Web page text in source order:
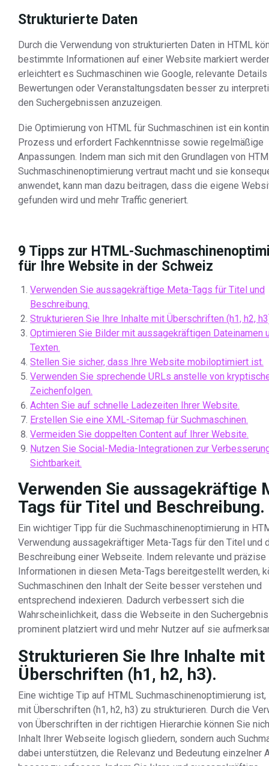
Strukturierte Daten
Durch die Verwendung von strukturierten Daten in HTML
bestimmte Informationen auf einer Website markiert
erleichtert es Suchmaschinen wie Google, relevante
Bewertungen oder Veranstaltungsdaten besser zu
den Suchergebnissen anzuzeigen.
Die Optimierung von HTML für Suchmaschinen ist ein
Prozess und erfordert Fachkenntnisse sowie regelmäßige
Anpassungen. Indem man sich mit den Grundlagen von
Suchmaschinenoptimierung vertraut macht und sie
anwendet, kann man dazu beitragen, dass die eigene
gefunden wird und mehr Traffic generiert.
9 Tipps zur HTML-
für Ihre Website in der Schweiz
Verwenden Sie aussagekräftige Meta-Tags für Titel und
Beschreibung.
Strukturieren Sie Ihre Inhalte mit Überschriften (h1, h2,
Optimieren Sie Bilder mit aussagekräftigen Dateinamen
Texten.
Stellen Sie sicher, dass Ihre Website mobiloptimiert ist.
Verwenden Sie sprechende URLs anstelle von
Zeichenfolgen.
Achten Sie auf schnelle Ladezeiten Ihrer Website.
Erstellen Sie eine XML-Sitemap für Suchmaschinen.
Vermeiden Sie doppelten Content auf Ihrer Website.
Nutzen Sie Social-Media-Integrationen zur
Sichtbarkeit.
Verwenden Sie aussagekräftige
Tags für Titel und Beschreibung.
Ein wichtiger Tipp für die Suchmaschinenoptimierung in
Verwendung aussagekräftiger Meta-Tags für den Titel und
Beschreibung einer Webseite. Indem relevante und präzise
Informationen in diesen Meta-Tags bereitgestellt werden,
Suchmaschinen den Inhalt der Seite besser verstehen und
entsprechend indexieren. Dadurch verbessert sich die
Wahrscheinlichkeit, dass die Webseite in den
prominent platziert wird und mehr Nutzer auf sie
Strukturieren Sie Ihre Inhalte mit
Überschriften (h1, h2, h3).
Eine wichtige Tip auf HTML Suchmaschinenoptimierung ist,
mit Überschriften (h1, h2, h3) zu strukturieren. Durch die
von Überschriften in der richtigen Hierarchie können Sie
Inhalt Ihrer Webseite logisch gliedern, sondern auch
dabei unterstützen, die Relevanz und Bedeutung einzelner